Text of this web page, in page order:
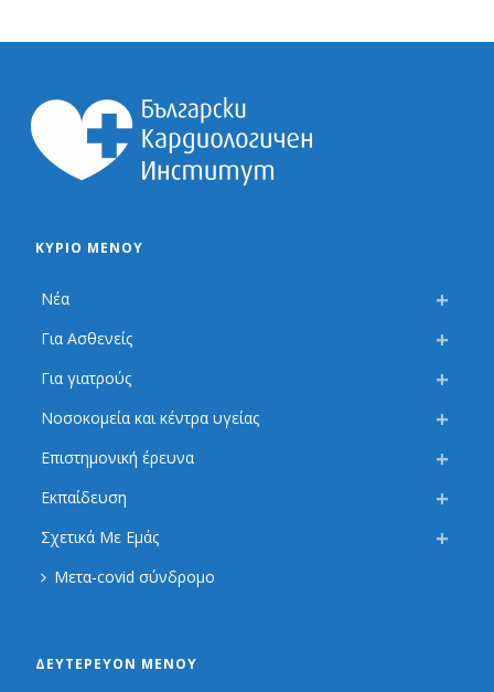
ΚΎΡΙΟ ΜΕΝΟΎ
Νέα
Για Ασθενείς
Για γιατρούς
Νοσοκομεία και κέντρα υγείας
Επιστημονική έρευνα
Εκπαίδευση
Σχετικά Με Εμάς
Μετα-covid σύνδρομο
ΔΕΥΤΕΡΕΎΟΝ ΜΕΝΟΎ